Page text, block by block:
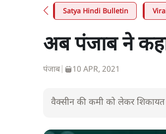
Satya Hindi Bulletin
अब पंजाब ने
पंजाब| 10 APR, 2021
वैक्सीन की कमी को लेकर शिकायत